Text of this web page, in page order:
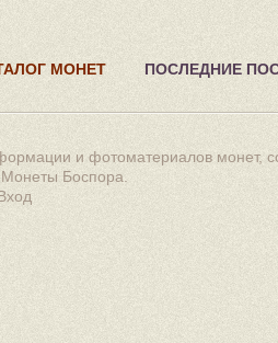
МОНЕТ ПОСЛЕДНИЕ
и фотоматериалов монет,
Монеты Боспора